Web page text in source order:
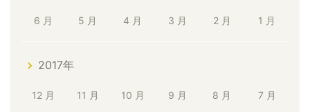
6 月 5 月 4 月 3 月 2 月 1 月
2017年
12 月 11 月 10 月 9 月 8 月 7 月